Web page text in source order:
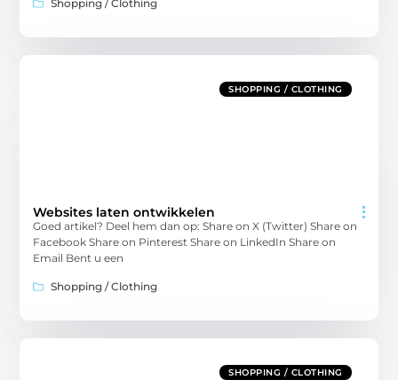
Shopping / Clothing
SHOPPING / CLOTHING
Websites laten ontwikkelen
Goed artikel? Deel hem dan op: Share on X (Twitter) Share on
Facebook Share on Pinterest Share on LinkedIn Share on
Email Bent u een
Shopping / Clothing
SHOPPING / CLOTHING